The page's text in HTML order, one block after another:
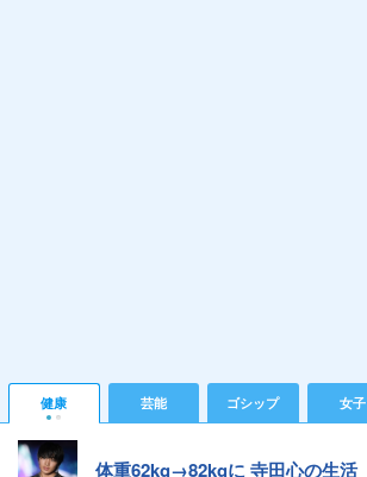
健康 芸能 ゴシップ 女子
体重62kg→82kgに 寺田心の生活